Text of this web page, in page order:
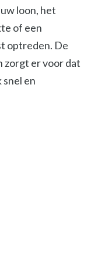
loon, het
of een
optreden. De
zorgt er voor dat
en